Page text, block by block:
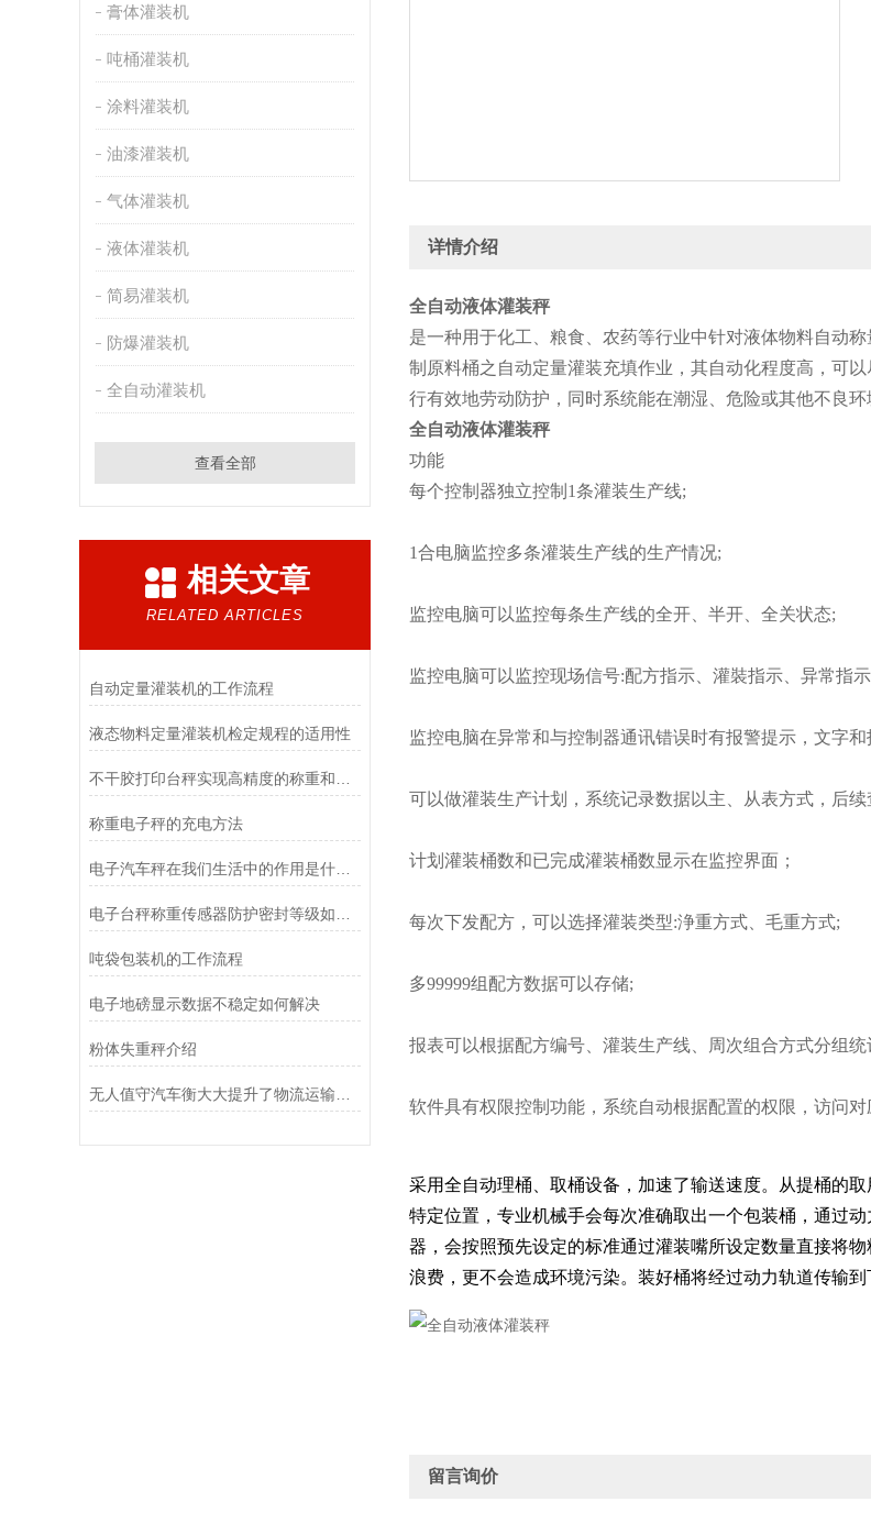
膏体灌装机
吨桶灌装机
涂料灌装机
油漆灌装机
气体灌装机
液体灌装机
简易灌装机
防爆灌装机
全自动灌装机
查看全部
相关文章
RELATED ARTICLES
自动定量灌装机的工作流程
液态物料定量灌装机检定规程的适用性
称重电子秤的充电方法
电子汽车秤在我们生活中的作用是什么？
吨袋包装机的工作流程
电子地磅显示数据不稳定如何解决
粉体失重秤介绍
详情介绍
全自动液体灌装秤
是一种用于化工、粮食、农药等行业中针对液体物料自动
制原料桶之自动定量灌装充填作业，其自动化程度高，可
行有效地劳动防护，同时系统能在潮湿、危险或其他不良环
全自动液体灌装秤
功能
每个控制器独立控制1条灌装生产线;
1合电脑监控多条灌装生产线的生产情况;
监控电脑可以监控每条生产线的全开、半开、全关状态;
监控电脑可以监控现场信号:配方指示、灌裝指示、异常指
监控电脑在异常和与控制器通讯错误时有报警提示，文字
可以做灌装生产计划，系统记录数据以主、从表方式，后
计划灌装桶数和已完成灌装桶数显示在监控界面；
每次下发配方，可以选择灌装类型:浄重方式、毛重方式;
多99999组配方数据可以存储;
报表可以根据配方编号、灌装生产线、周次组合方式分组
软件具有权限控制功能，系统自动根据配置的权限，访问对
采用全自动理桶、取桶设备，加速了输送速度。从提桶的
特定位置，专业机械手会每次准确取出一个包装桶，通过
器，会按照预先设定的标准通过灌装嘴所设定数量直接将
浪费，更不会造成环境污染。装好桶将经过动力轨道传输到
留言询价